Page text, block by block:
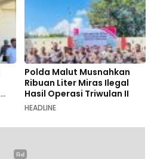
Polda Malut Musnahkan
Ribuan Liter Miras Ilegal
Hasil Operasi Triwulan II
HEADLINE